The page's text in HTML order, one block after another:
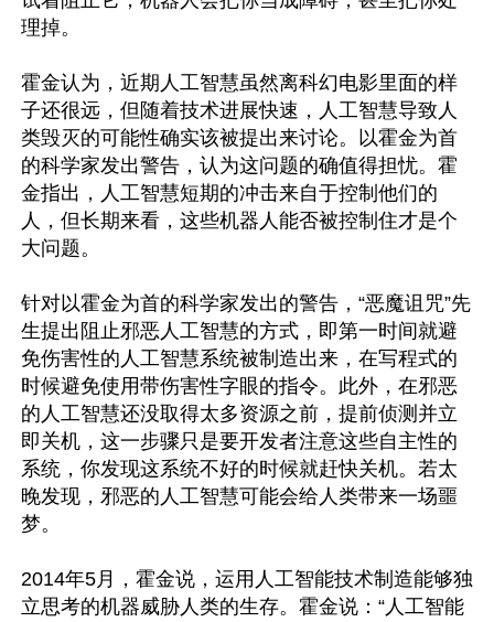
理掉。
霍金认为，近期人工智慧虽然离科幻电影里面的样
子还很远，但随着技术进展快速，人工智慧导致人
类毁灭的可能性确实该被提出来讨论。以霍金为首
的科学家发出警告，认为这问题的确值得担忧。霍
金指出，人工智慧短期的冲击来自于控制他们的
人，但长期来看，这些机器人能否被控制住才是个
大问题。
针对以霍金为首的科学家发出的警告，“恶魔诅咒”先
生提出阻止邪恶人工智慧的方式，即第一时间就避
免伤害性的人工智慧系统被制造出来，在写程式的
时候避免使用带伤害性字眼的指令。此外，在邪恶
的人工智慧还没取得太多资源之前，提前侦测并立
即关机，这一步骤只是要开发者注意这些自主性的
系统，你发现这系统不好的时候就赶快关机。若太
晚发现，邪恶的人工智慧可能会给人类带来一场噩
梦。
2014年5月，霍金说，运用人工智能技术制造能够独
立思考的机器威胁人类的生存。霍金说：“人工智能